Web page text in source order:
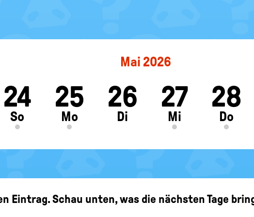
Mai 2026
24
So
25
Mo
26
Di
27
Mi
28
Do
left
Eintrag. Schau unten, was die nächsten Tage